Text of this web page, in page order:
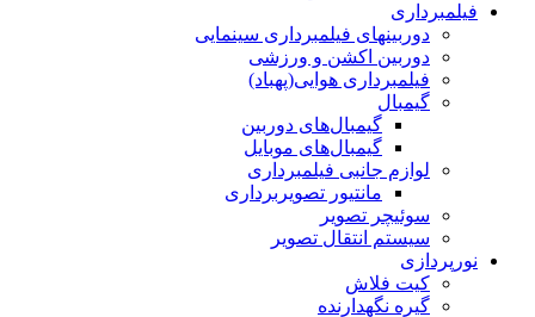
فیلمبرداری
دوربینهای فیلمبرداری سینمایی
دوربین اکشن و ورزشی
فیلمبرداری هوایی(پهباد)
گیمبال
گیمبال‌های دوربین
گیمبال‌های موبایل
لوازم جانبی فیلمبرداری
مانتیور تصویربرداری
سوئیچر تصویر
سیستم انتقال تصویر
نورپردازی
کیت فلاش
گیره نگهدارنده